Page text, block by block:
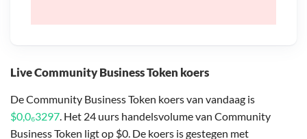
Live Community Business Token koers
De Community Business Token koers van vandaag is
$0,0₆3297. Het 24 uurs handelsvolume van Community
Business Token ligt op $0. De koers is gestegen met